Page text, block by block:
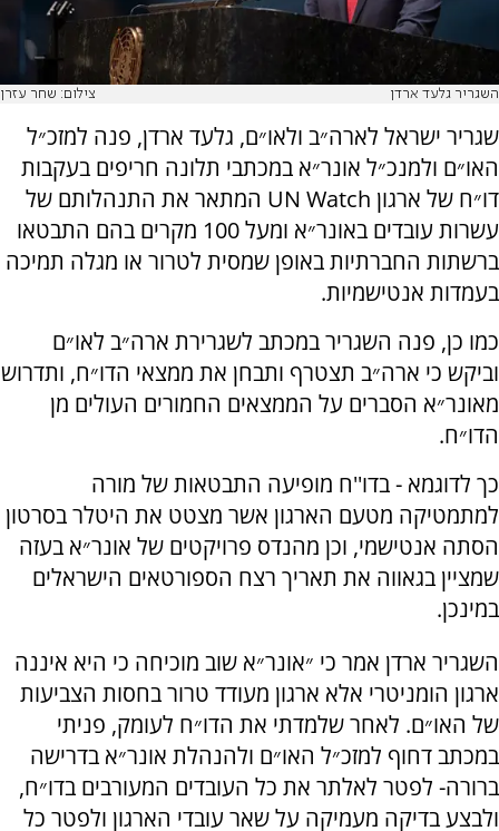
השגריר גלעד ארדן צילום: שחר עזרן
שגריר ישראל לארה״ב ולאו״ם, גלעד ארדן, פנה למזכ״ל
האו״ם ולמנכ״ל אונר״א במכתבי תלונה חריפים בעקבות
דו״ח של ארגון UN Watch המתאר את התנהלותם של
עשרות עובדים באונר״א ומעל 100 מקרים בהם התבטאו
ברשתות החברתיות באופן שמסית לטרור או מגלה תמיכה
בעמדות אנטישמיות.
כמו כן, פנה השגריר במכתב לשגרירת ארה״ב לאו״ם
וביקש כי ארה״ב תצטרף ותבחן את ממצאי הדו״ח, ותדרוש
מאונר״א הסברים על הממצאים החמורים העולים מן
הדו״ח.
כך לדוגמא - בדו''ח מופיעה התבטאות של מורה
למתמטיקה מטעם הארגון אשר מצטט את היטלר בסרטון
הסתה אנטישמי, וכן מהנדס פרויקטים של אונר״א בעזה
שמציין בגאווה את תאריך רצח הספורטאים הישראלים
במינכן.
השגריר ארדן אמר כי ״אונר״א שוב מוכיחה כי היא איננה
ארגון הומניטרי אלא ארגון מעודד טרור בחסות הצביעות
של האו״ם. לאחר שלמדתי את הדו״ח לעומק, פניתי
במכתב דחוף למזכ״ל האו״ם ולהנהלת אונר״א בדרישה
ברורה- לפטר לאלתר את כל העובדים המעורבים בדו״ח,
ולבצע בדיקה מעמיקה על שאר עובדי הארגון ולפטר כל